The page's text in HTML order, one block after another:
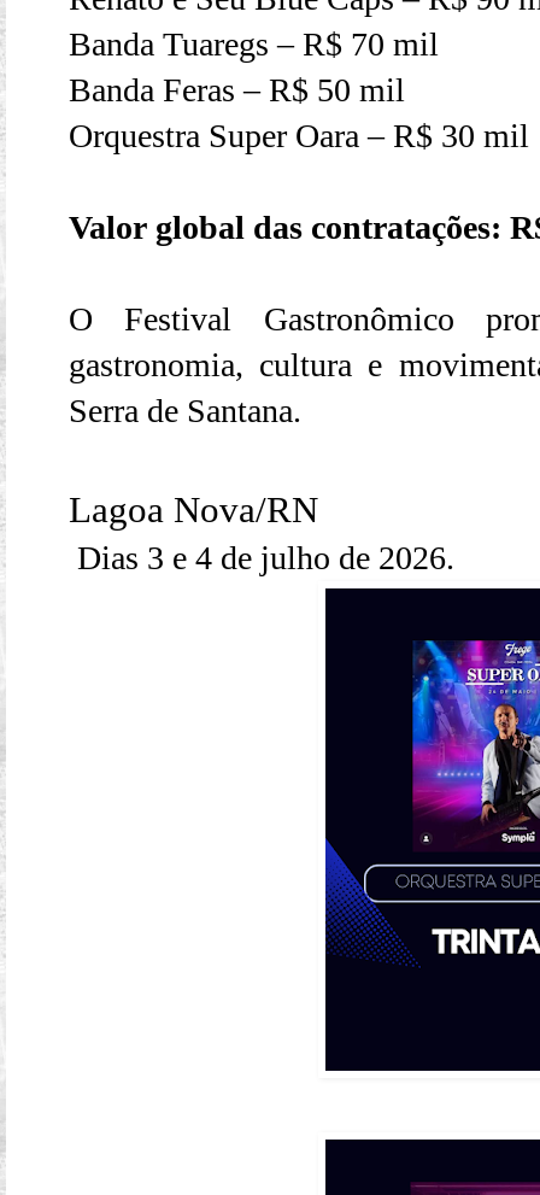
Banda Tuaregs – R$ 70 mil
Banda Feras – R$ 50 mil
Orquestra Super Oara – R$ 30 mil
Valor global das contratações:
O Festival Gastronômico
gastronomia, cultura e
Serra de Santana.
Lagoa Nova/RN
Dias 3 e 4 de julho de 2026.